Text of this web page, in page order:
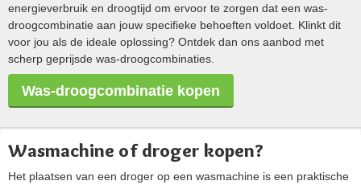
energieverbruik en droogtijd om ervoor te zorgen dat een was-
droogcombinatie aan jouw specifieke behoeften voldoet. Klinkt dit
voor jou als de ideale oplossing? Ontdek dan ons aanbod met
scherp geprijsde was-droogcombinaties.
Was-droogcombinatie kopen
Wasmachine of droger kopen?
Het plaatsen van een droger op een wasmachine is een praktische